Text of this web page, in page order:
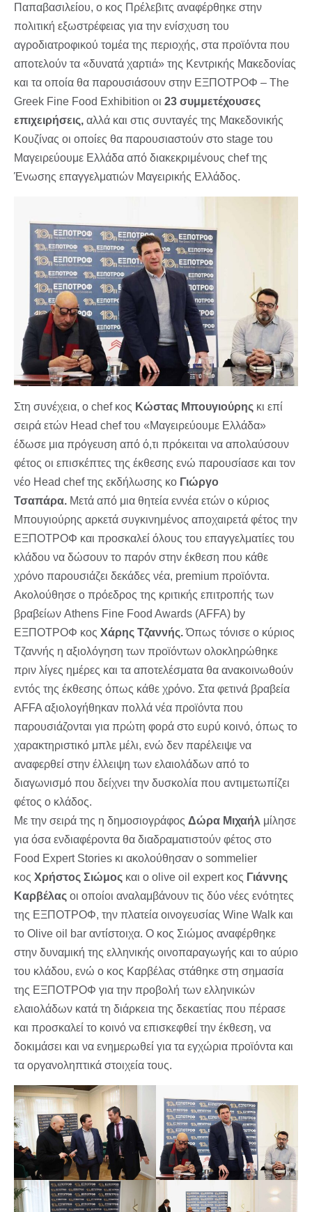
Παπαβασιλείου, ο κος Πρέλεβιτς αναφέρθηκε στην
πολιτική εξωστρέφειας για την ενίσχυση του
αγροδιατροφικού τομέα της περιοχής, στα προϊόντα που
αποτελούν τα «δυνατά χαρτιά» της Κεντρικής Μακεδονίας
και τα οποία θα παρουσιάσουν στην ΕΞΠΟΤΡΟΦ – The
Greek Fine Food Exhibition οι 23 συμμετέχουσες
επιχειρήσεις, αλλά και στις συνταγές της Μακεδονικής
Κουζίνας οι οποίες θα παρουσιαστούν στο stage του
Μαγειρεύουμε Ελλάδα από διακεκριμένους chef της
Ένωσης επαγγελματιών Μαγειρικής Ελλάδος.
Στη συνέχεια, ο chef κος Κώστας Μπουγιούρης κι επί
σειρά ετών Head chef του «Μαγειρεύουμε Ελλάδα»
έδωσε μια πρόγευση από ό,τι πρόκειται να απολαύσουν
φέτος οι επισκέπτες της έκθεσης ενώ παρουσίασε και τον
νέο Head chef της εκδήλωσης κο Γιώργο
Τσαπάρα. Μετά από μια θητεία εννέα ετών ο κύριος
Μπουγιούρης αρκετά συγκινημένος αποχαιρετά φέτος την
ΕΞΠΟΤΡΟΦ και προσκαλεί όλους του επαγγελματίες του
κλάδου να δώσουν το παρόν στην έκθεση που κάθε
χρόνο παρουσιάζει δεκάδες νέα, premium προϊόντα.
Ακολούθησε ο πρόεδρος της κριτικής επιτροπής των
βραβείων Athens Fine Food Awards (AFFA) by
EΞΠΟΤΡΟΦ κος Χάρης Τζαννής.Όπως τόνισε ο κύριος
Τζαννής η αξιολόγηση των προϊόντων ολοκληρώθηκε
πριν λίγες ημέρες και τα αποτελέσματα θα ανακοινωθούν
εντός της έκθεσης όπως κάθε χρόνο. Στα φετινά βραβεία
AFFA αξιολογήθηκαν πολλά νέα προϊόντα που
παρουσιάζονται για πρώτη φορά στο ευρύ κοινό, όπως το
χαρακτηριστικό μπλε μέλι, ενώ δεν παρέλειψε να
αναφερθεί στην έλλειψη των ελαιολάδων από το
διαγωνισμό που δείχνει την δυσκολία που αντιμετωπίζει
φέτος ο κλάδος.
Με την σειρά της η δημοσιογράφος Δώρα Μιχαήλ μίλησε
για όσα ενδιαφέροντα θα διαδραματιστούν φέτος στο
Food Expert Stories κι ακολούθησαν ο sommelier
κος Χρήστος Σιώμος και ο olive oil expert κος Γιάννης
Καρβέλας οι οποίοι αναλαμβάνουν τις δύο νέες ενότητες
της ΕΞΠΟΤΡΟΦ, την πλατεία οινογευσίας Wine Walk και
το Olive oil bar αντίστοιχα. Ο κος Σιώμος αναφέρθηκε
στην δυναμική της ελληνικής οινοπαραγωγής και το αύριο
του κλάδου, ενώ ο κος Καρβέλας στάθηκε στη σημασία
της ΕΞΠΟΤΡΟΦ για την προβολή των ελληνικών
ελαιολάδων κατά τη διάρκεια της δεκαετίας που πέρασε
και προσκαλεί το κοινό να επισκεφθεί την έκθεση, να
δοκιμάσει και να ενημερωθεί για τα εγχώρια προϊόντα και
τα οργανοληπτικά στοιχεία τους.